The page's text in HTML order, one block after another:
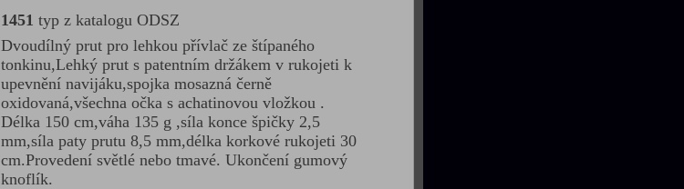
1451 typ z katalogu ODSZ
Dvoudílný prut pro lehkou přívlač ze štípaného
tonkinu,Lehký prut s patentním držákem v rukojeti k
upevnění navijáku,spojka mosazná černě
oxidovaná,všechna očka s achatinovou vložkou .
Délka 150 cm,váha 135 g ,síla konce špičky 2,5
mm,síla paty prutu 8,5 mm,délka korkové rukojeti 30
cm.Provedení světlé nebo tmavé. Ukončení gumový
knoflík.